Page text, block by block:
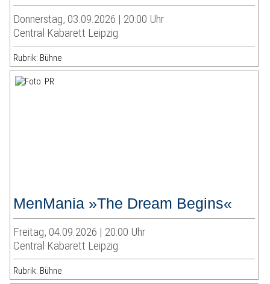
Donnerstag, 03.09.2026 | 20:00 Uhr
Central Kabarett Leipzig
Rubrik: Bühne
MenMania »The Dream Begins«
Freitag, 04.09.2026 | 20:00 Uhr
Central Kabarett Leipzig
Rubrik: Bühne